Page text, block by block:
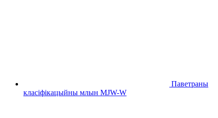
Паветраны
класіфікацыйны млын MJW-W